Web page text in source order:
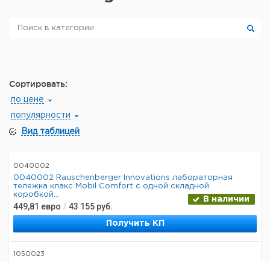
Сортировать:
по цене
популярности
Вид таблицей
0040002
0040002 Rauschenberger Innovations лабораторная
тележка клакс Mobil Comfort с одной складной
коробкой...
В наличии
449,81 евро / 43 155 руб.
Получить КП
1050023